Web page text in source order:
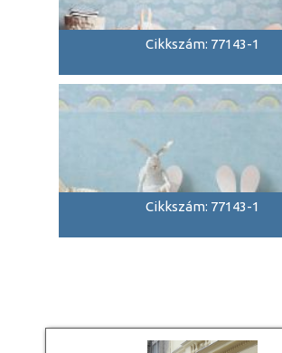
Cikkszám: 77143-1
Cikkszám: 77143-1